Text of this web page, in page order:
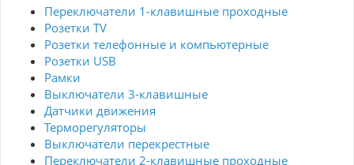
Переключатели 1-клавишные проходные
Розетки TV
Розетки телефонные и компьютерные
Розетки USB
Рамки
Выключатели 3-клавишные
Датчики движения
Терморегуляторы
Выключатели перекрестные
Переключатели 2-клавишные проходные